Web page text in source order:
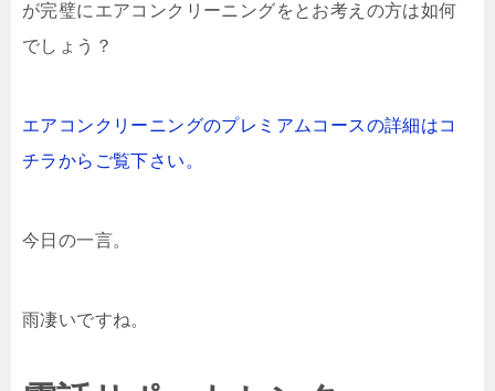
が完璧にエアコンクリーニングをとお考えの方は如何
でしょう？
エアコンクリーニングのプレミアムコースの詳細はコ
チラからご覧下さい。
今日の一言。
雨凄いですね。